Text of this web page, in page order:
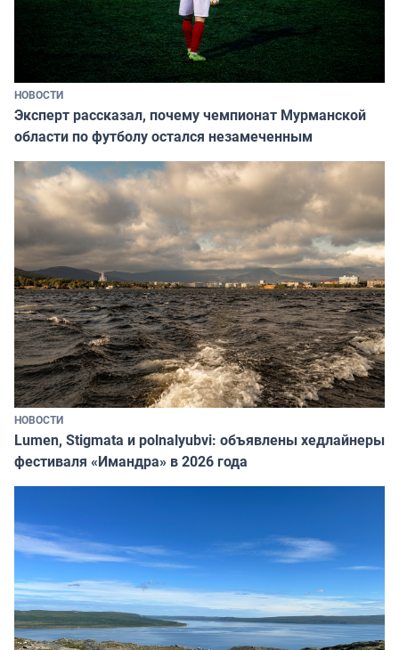
НОВОСТИ
Эксперт рассказал, почему чемпионат Мурманской
области по футболу остался незамеченным
НОВОСТИ
Lumen, Stigmata и polnalyubvi: объявлены хедлайнеры
фестиваля «Имандра» в 2026 года